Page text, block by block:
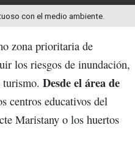
con el medio ambiente.
zona prioritaria de
los riesgos de inundación,
Desde el área de
centros educativos del
Maristany o los huertos